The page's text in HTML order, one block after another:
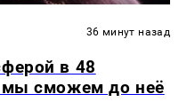
36 минут назад
в 48
мы сможем до неё